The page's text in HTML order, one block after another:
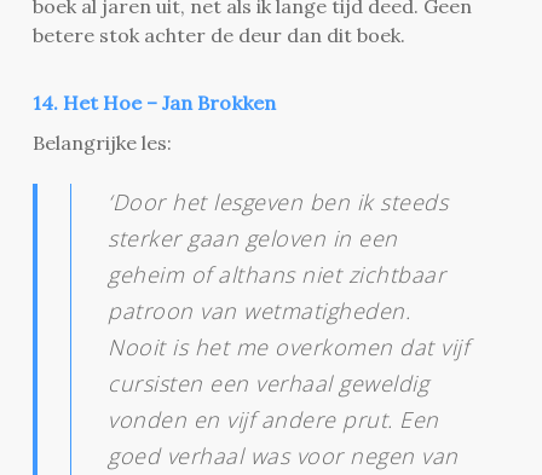
boek al jaren uit, net als ik lange tijd deed. Geen
betere stok achter de deur dan dit boek.
14. Het Hoe – Jan Brokken
Belangrijke les:
‘Door het lesgeven ben ik steeds
sterker gaan geloven in een
geheim of althans niet zichtbaar
patroon van wetmatigheden.
Nooit is het me overkomen dat vijf
cursisten een verhaal geweldig
vonden en vijf andere prut. Een
goed verhaal was voor negen van